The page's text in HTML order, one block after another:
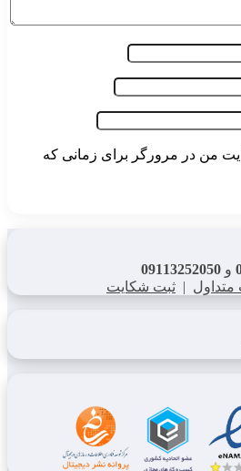
من در مرورگر برای زمانی که
و 09113252050
متداول | ثبت شکایت